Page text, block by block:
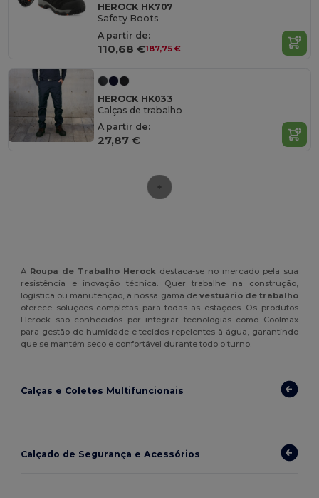
HEROCK HK707
Safety Boots
A partir de:
110,68 €187,75 €
HEROCK HK033
Calças de trabalho
A partir de:
27,87 €
A Roupa de Trabalho Herock destaca-se no mercado pela sua
resistência e inovação técnica. Quer trabalhe na construção,
logística ou manutenção, a nossa gama de vestuário de trabalho
oferece soluções completas para todas as estações. Os produtos
Herock são conhecidos por integrar tecnologias como Coolmax
para gestão de humidade e tecidos repelentes à água, garantindo
que se mantém seco e confortável durante todo o turno.
Calças e Coletes Multifuncionais
Calçado de Segurança e Acessórios